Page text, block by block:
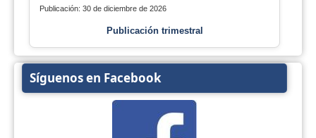
Publicación: 30 de diciembre de 2026
Publicación trimestral
Síguenos en Facebook